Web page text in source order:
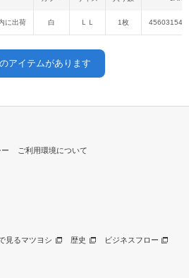
に出荷 白 ＬＬ 1枚
アイテムがあります
ご利用環境について
見るマツヨシ 歴史 ビジネスフロー